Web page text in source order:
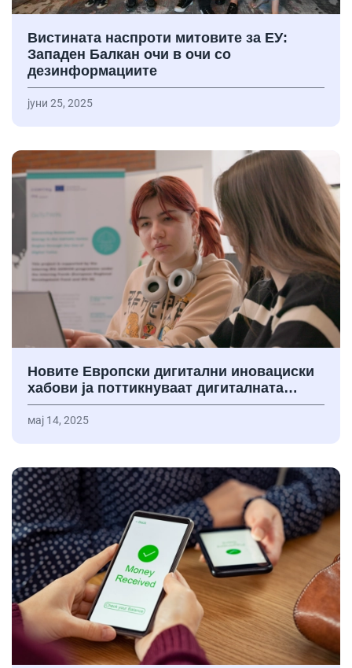
Вистината наспроти митовите за ЕУ:
Западен Балкан очи в очи со
дезинформациите
јуни 25, 2025
Новите Европски дигитални иновациски
хабови ја поттикнуваат дигиталната…
мај 14, 2025